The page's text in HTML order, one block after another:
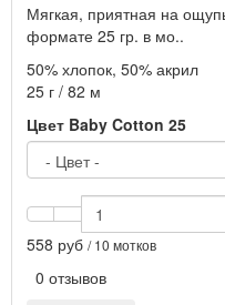
Мягкая, приятная на
формате 25 гр. в мо..
50% хлопок, 50% акрил
25 г / 82 м
Цвет Baby Cotton 25
558 руб / 10 мотков
0 отзывов